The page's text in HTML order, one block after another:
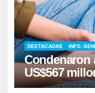
DESTACADAS INFO.
Condenaron
US$567
salud